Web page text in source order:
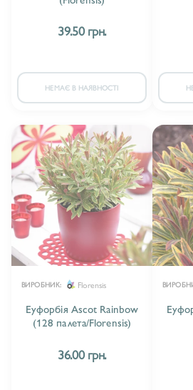
АЮГА/AJUGA 22
БЕРГЕНІЯ/BERGENIA 12
БРУННЕРА/BRUNNERA 8
БУДЛЕЯ/BUDDLEJA 20
БУЗОК/SYRINGA 10
БУТЕЛУА/BOUTELOUA
ВАЛЬДШТЕЙНІЯ/WALDSTEINIA
39.50 грн.
НЕМАЄ В НАЯВНОСТІ
ВИРОБНИК: Florensis
Еуфорбія Ascot Rainbow
(128 палета/Florensis)
36.00 грн.